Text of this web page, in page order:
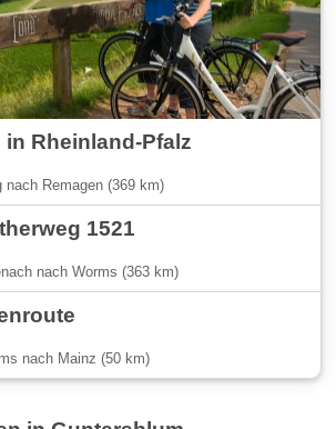
Rheinland-Pfalz
nach Remagen (369 km)
1521
nach Worms (363 km)
nach Mainz (50 km)